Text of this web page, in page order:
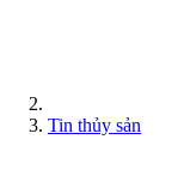
Tin thủy sản